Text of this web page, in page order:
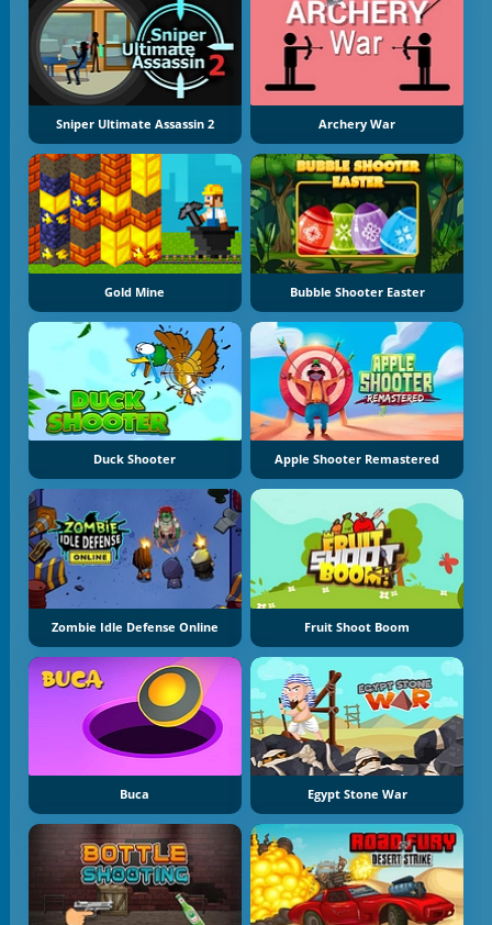
Sniper Ultimate Assassin 2 Archery War
Gold Mine Bubble Shooter Easter
Duck Shooter Apple Shooter Remastered
Zombie Idle Defense Online Fruit Shoot Boom
Buca Egypt Stone War